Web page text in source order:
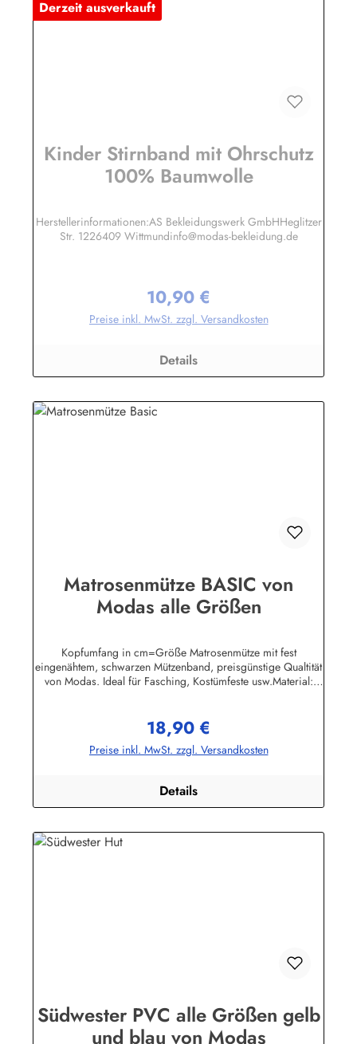
Derzeit ausverkauft
Kinder Stirnband mit Ohrschutz
100% Baumwolle
Herstellerinformationen:AS Bekleidungswerk GmbHHeglitzer
Str. 1226409 Wittmundinfo@modas-bekleidung.de
Regulärer Preis:
10,90 €
Preise inkl. MwSt. zzgl. Versandkosten
Details
Matrosenmütze BASIC von
Modas alle Größen
Kopfumfang in cm=Größe Matrosenmütze mit fest
eingenähtem, schwarzen Mützenband, preisgünstige Qualtität
von Modas. Ideal für Fasching, Kostümfeste usw.Material:
bekleidung.de
Regulärer Preis:
18,90 €
Preise inkl. MwSt. zzgl. Versandkosten
Details
Südwester PVC alle Größen gelb
und blau von Modas